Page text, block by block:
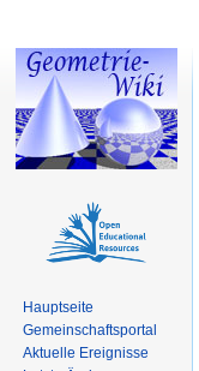
Hauptseite
Gemeinschaftsportal
Aktuelle Ereignisse